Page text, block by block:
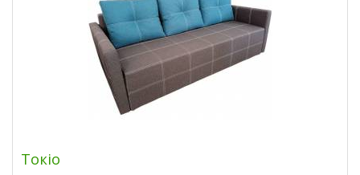
Токіо